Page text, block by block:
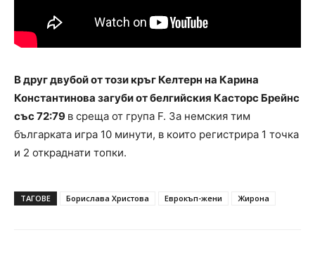
В друг двубой от този кръг Келтерн на Карина
Константинова загуби от белгийския Касторс Брейнс
със 72:79 в среща от група F. За немския тим
българката игра 10 минути, в които регистрира 1 точка
и 2 откраднати топки.
ТАГОВЕ Борислава Христова Еврокъп-жени Жирона